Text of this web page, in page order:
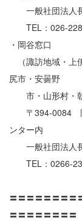
一般社団法人
TEL：026-
・岡谷窓口
（諏訪地域・上
尻市・安曇野
市・山形村・朝
〒394-0084 岡
ンター内
一般社団法人
TEL：0266-
〓〓〓〓〓〓〓〓
〓〓〓〓〓〓〓〓